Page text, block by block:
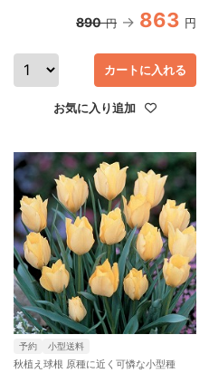
890 円 863 円
お気に入り追加
カートに入れる
予約 小型送料
秋植え球根 原種に近く可憐な小型種